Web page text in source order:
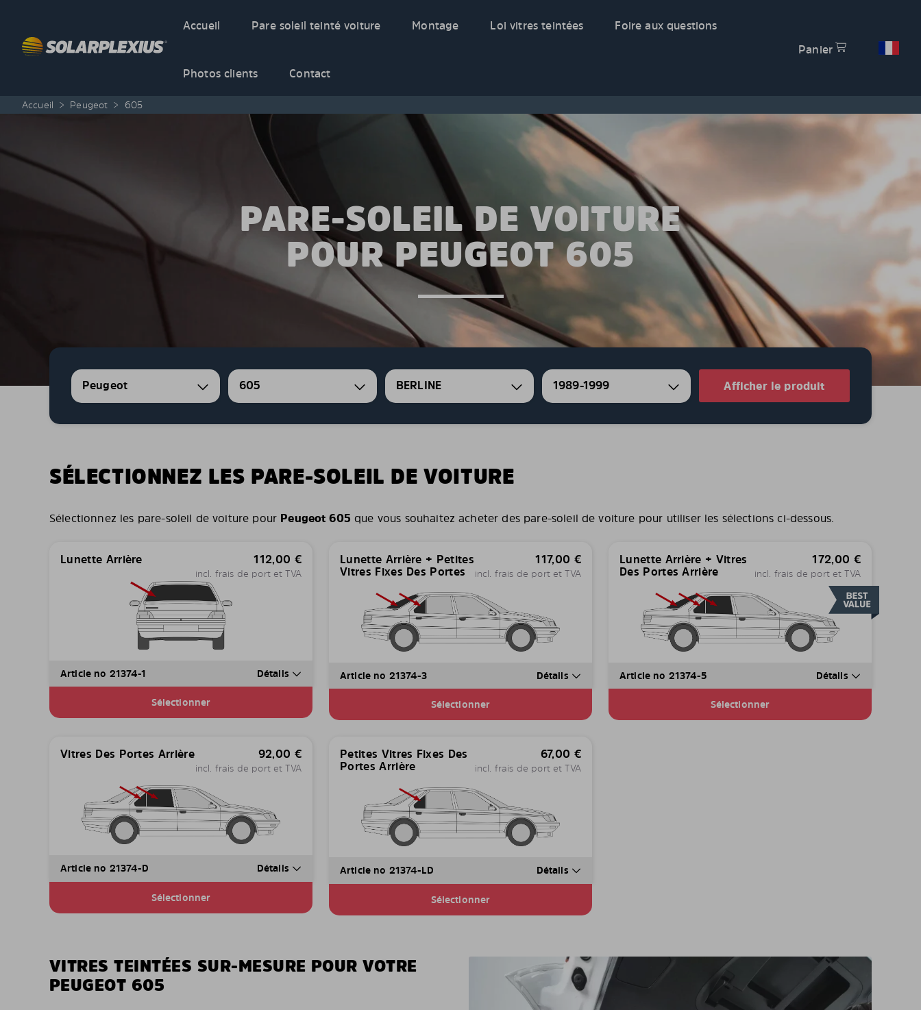
Accueil
Pare soleil teinté voiture Montage Loi vitres teintées Foire aux questions
Photos clients Contact
Panier
Accueil > Peugeot > 605
PARE-SOLEIL DE VOITURE
POUR PEUGEOT 605
Peugeot 605 BERLINE 1989-1999 Afficher le produit
SÉLECTIONNEZ LES PARE-SOLEIL DE VOITURE
Sélectionnez les pare-soleil de voiture pour Peugeot 605 que vous souhaitez acheter des pare-soleil de voiture pour utiliser les sélections ci-dessous.
Lunette Arrière 112,00 €
incl. frais de port et TVA
Article no 21374-1 Détails
Sélectionner
Lunette Arrière + Petites
Vitres Fixes Des Portes
117,00 €
incl. frais de port et TVA
Article no 21374-3 Détails
Sélectionner
Lunette Arrière + Vitres
Des Portes Arrière
172,00 €
incl. frais de port et TVA
Article no 21374-5 Détails
Sélectionner
Vitres Des Portes Arrière 92,00 €
incl. frais de port et TVA
Article no 21374-D Détails
Sélectionner
Petites Vitres Fixes Des
Portes Arrière
67,00 €
incl. frais de port et TVA
Article no 21374-LD Détails
Sélectionner
VITRES TEINTÉES SUR-MESURE POUR VOTRE
PEUGEOT 605